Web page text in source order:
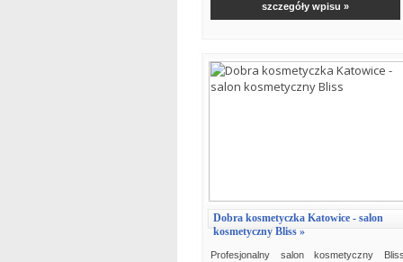
szczegóły wpisu »
Dobra kosmetyczka Katowice - salon
kosmetyczny Bliss »
Profesjonalny salon kosmetyczny